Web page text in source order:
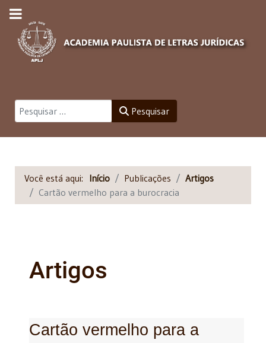
Pesquisar Pesquisar
Você está aqui: Início Publicações
Artigos
Cartão vermelho para a burocracia
Artigos
Cartão vermelho para a